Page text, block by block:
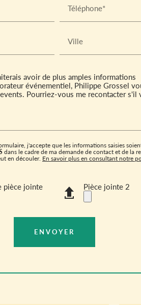
Téléphone*
Ville
j'accepte que les informations saisies
dans le cadre de ma demande de contact et de la
en découler. En savoir plus en consultant notre
pièce jointe Pièce jointe 2